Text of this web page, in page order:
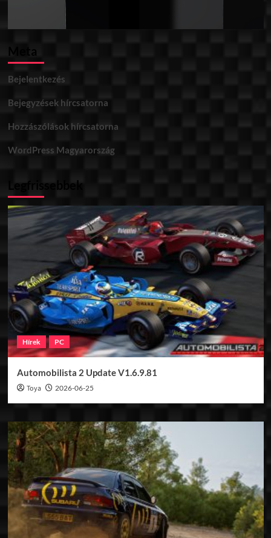
Meta
Bejelentkezés
Bejegyzések hírcsatorna
Hozzászólások hírcsatorna
WordPress Magyarország
Legfrissebbek
Hírek PC
Automobilista 2 Update V1.6.9.81
Toya 2026-06-25